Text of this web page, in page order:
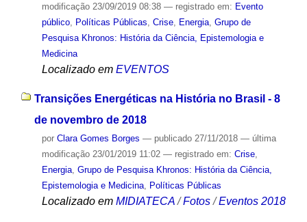
modificação23/09/2019 08:38 — registrado em: Evento
público, Políticas Públicas Crise, Energia, Grupo de
Pesquisa Khronos: História da Ciência, Epistemologia e
Medicina
Localizado em EVENTOS
Transições Energéticas na História no Brasil - 8
de novembro de 2018
por Clara Gomes Borges — publicado27/11/2018 — última
modificação23/01/2019 11:02 — registrado em: Crise,
Energia, Grupo de Pesquisa Khronos: História da Ciência,
Epistemologia e Medicina, Políticas Públicas
Localizado em MIDIATECA /Fotos /Eventos 2018